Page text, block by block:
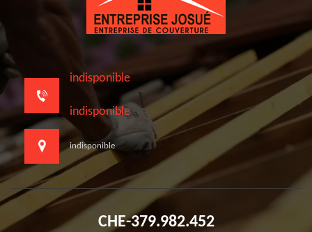
indisponible
indisponible
indisponible
CHE-379.982.452